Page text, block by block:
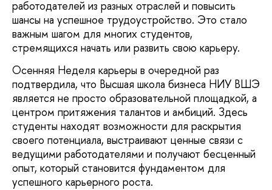
работодателей из разных отраслей и повысить
шансы на успешное трудоустройство. Это стало
важным шагом для многих студентов,
стремящихся начать или развить свою карьеру.
Осенняя Неделя карьеры в очередной раз
подтвердила, что Высшая школа бизнеса НИУ ВШЭ
является не просто образовательной площадкой, а
центром притяжения талантов и амбиций. Здесь
студенты находят возможности для раскрытия
своего потенциала, выстраивают ценные связи с
ведущими работодателями и получают бесценный
опыт, который становится фундаментом для
успешного карьерного роста.